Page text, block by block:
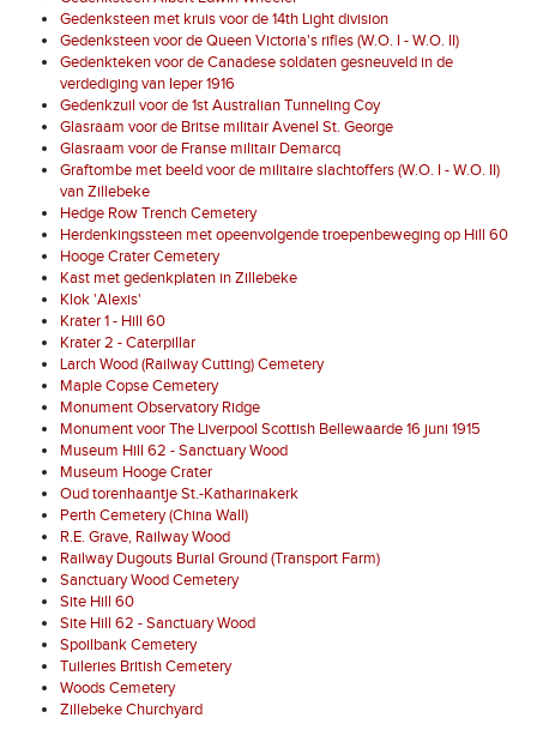
Gedenksteen met kruis voor de 14th Light division
Gedenksteen voor de Queen Victoria's rifles (W.O. I - W.O. II)
Gedenkteken voor de Canadese soldaten gesneuveld in de
verdediging van Ieper 1916
Gedenkzuil voor de 1st Australian Tunneling Coy
Glasraam voor de Britse militair Avenel St. George
Glasraam voor de Franse militair Demarcq
Graftombe met beeld voor de militaire slachtoffers (W.O. I - W.O. II)
van Zillebeke
Hedge Row Trench Cemetery
Herdenkingssteen met opeenvolgende troepenbeweging op Hill 60
Hooge Crater Cemetery
Kast met gedenkplaten in Zillebeke
Klok 'Alexis'
Krater 1 - Hill 60
Krater 2 - Caterpillar
Larch Wood (Railway Cutting) Cemetery
Maple Copse Cemetery
Monument Observatory Ridge
Monument voor The Liverpool Scottish Bellewaarde 16 juni 1915
Museum Hill 62 - Sanctuary Wood
Museum Hooge Crater
Oud torenhaantje St.-Katharinakerk
Perth Cemetery (China Wall)
R.E. Grave, Railway Wood
Railway Dugouts Burial Ground (Transport Farm)
Sanctuary Wood Cemetery
Site Hill 60
Site Hill 62 - Sanctuary Wood
Spoilbank Cemetery
Tuileries British Cemetery
Woods Cemetery
Zillebeke Churchyard